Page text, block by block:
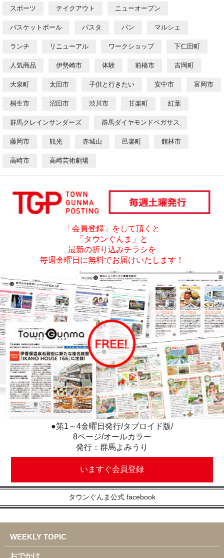
スポーツ テイクアウト ニューオープン
バスケットボール パスタ パン マルシェ
ランチ リニューアル ワークショップ 下仁田町
人気商品 伊勢崎市 体験 前橋市 吉岡町
大泉町 太田市 子供と行きたい 安中市 富岡市
桐生市 沼田市 渋川市 甘楽町 紅葉
群馬クレインサンダーズ 群馬ダイヤモンドペガサス
藤岡市 観光 赤城山 邑楽町 館林市
高崎市 高崎芸術劇場
「会員登録」をして頂くと
「タウンぐんま」と
最新の折り込みチラシを
毎週金曜日に無料でお届けいたします！
●第1～4金曜日発行/タブロイド版/
8ページ/オールカラー
発行：群馬よみうり
いますぐ会員登録
タウンぐんま公式 facebook
WEEKLY TOPIC
おでかけ